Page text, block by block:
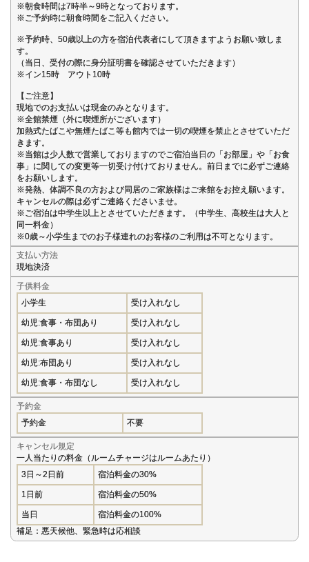
※朝食時間は7時半～9時となっております。
※ご予約時に朝食時間をご記入ください。
※予約時、50歳以上の方を宿泊代表者にして頂きますようお願い致しま
す。
（当日、受付の際に身分証明書を確認させていただきます）
※イン15時 アウト10時
【ご注意】
現地でのお支払いは現金のみとなります。
※全館禁煙（外に喫煙所がございます）
加熱式たばこや無煙たばこ等も館内では一切の喫煙を禁止とさせていただ
きます。
※当館は少人数で営業しておりますのでご宿泊当日の「お部屋」や「お食
事」に関しての変更等一切受け付けておりません。前日までに必ずご連絡
をお願いします。
※発熱、体調不良の方および同居のご家族様はご来館をお控え願います。
キャンセルの際は必ずご連絡くださいませ。
※ご宿泊は中学生以上とさせていただきます。（中学生、高校生は大人と
同一料金）
※0歳～小学生までのお子様連れのお客様のご利用は不可となります。
支払い方法
現地決済
子供料金
小学生
受け入れなし
幼児:食事・布団あり 受け入れなし
幼児:食事あり 受け入れなし
幼児:布団あり 受け入れなし
幼児:食事・布団なし 受け入れなし
予約金
予約金
不要
キャンセル規定
一人当たりの料金（ルームチャージはルームあたり）
3日～2日前
宿泊料金の30%
1日前 宿泊料金の50%
当日
宿泊料金の100%
補足：悪天候他、緊急時は応相談